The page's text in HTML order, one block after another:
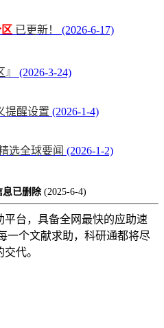
已更新！
(2026-6-17)
(2026-3-24)
提醒设置 (2026-1-4)
选全球要闻 (2026-1-2)
息已删除 (2025-6-4)
台，具备全网最快的应助速
一个文献求助，科研通都将尽
代。